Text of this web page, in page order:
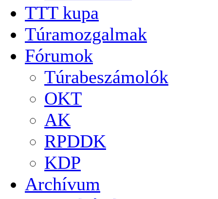
TTT kupa
Túramozgalmak
Fórumok
Túrabeszámolók
OKT
AK
RPDDK
KDP
Archívum